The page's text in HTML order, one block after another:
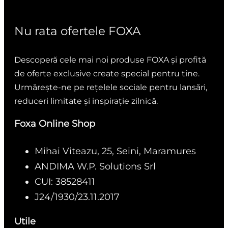
Nu rata ofertele FOXA
Descoperă cele mai noi produse FOXA și profită
de oferte exclusive create special pentru tine.
Urmărește-ne pe rețelele sociale pentru lansări,
reduceri limitate și inspirație zilnică.
Foxa Online Shop
Mihai Viteazu, 25, Seini, Maramures
ANDIMA W.P. Solutions Srl
CUI: 38528411
J24/1930/23.11.2017
Utile